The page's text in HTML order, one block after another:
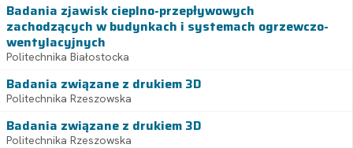
Badania zjawisk cieplno-przepływowych
zachodzących w budynkach i systemach ogrzewczo-
wentylacyjnych
Politechnika Białostocka
Badania związane z drukiem 3D
Politechnika Rzeszowska
Badania związane z drukiem 3D
Politechnika Rzeszowska